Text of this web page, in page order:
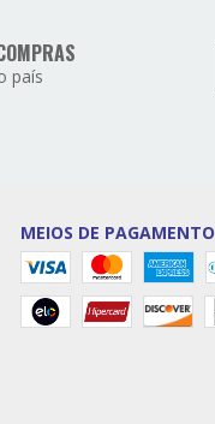
país
MEIOS DE PAGAMENTO